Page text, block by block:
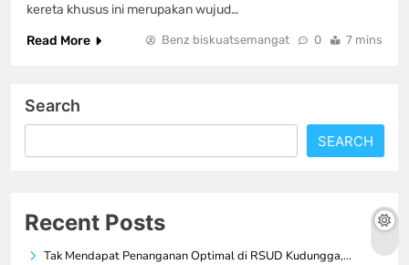
kereta khusus ini merupakan wujud…
Read More
Benz biskuatsemangat 0 7 mins
Search
SEARCH
Recent Posts
Tak Mendapat Penanganan Optimal di RSUD Kudungga,…